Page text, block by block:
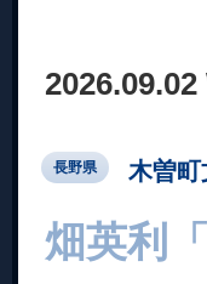
2026.09.02
長野県 木曽町
畑英利